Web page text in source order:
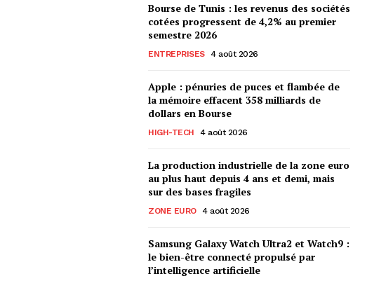
Bourse de Tunis : les revenus des sociétés
cotées progressent de 4,2% au premier
semestre 2026
ENTREPRISES 4 août 2026
Apple : pénuries de puces et flambée de
la mémoire effacent 358 milliards de
dollars en Bourse
HIGH-TECH 4 août 2026
La production industrielle de la zone euro
au plus haut depuis 4 ans et demi, mais
sur des bases fragiles
ZONE EURO 4 août 2026
Samsung Galaxy Watch Ultra2 et Watch9 :
le bien-être connecté propulsé par
l’intelligence artificielle